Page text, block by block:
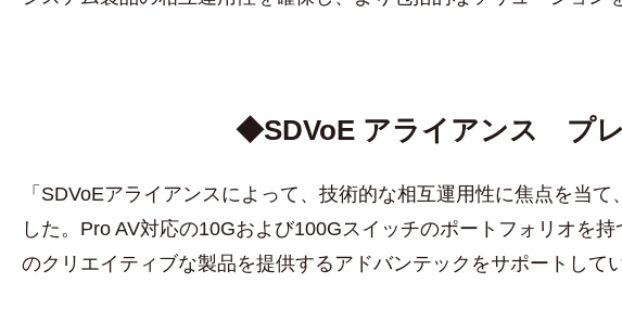
◆SDVoE アライアンス プ
「SDVoEアライアンスによって、技術的な相互運用性に焦点を当
した。Pro AV対応の10Gおよび100Gスイッチのポートフォリオを
のクリエイティブな製品を提供するアドバンテックをサポートして